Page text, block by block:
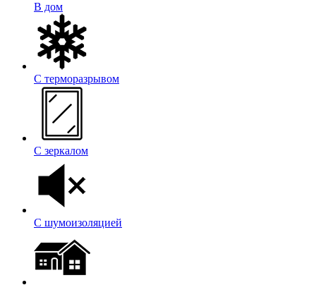
В дом
С терморазрывом
С зеркалом
С шумоизоляцией